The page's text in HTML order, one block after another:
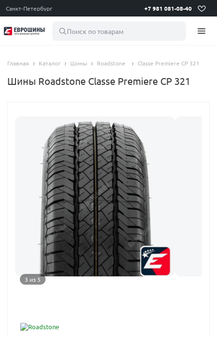
Санкт-Петербург +7 981 081-08-40
Поиск по товарам
Главная Каталог Шины Roadstone Classe Premiere CP 321
Шины Roadstone Classe Premiere CP 321
3 из 5